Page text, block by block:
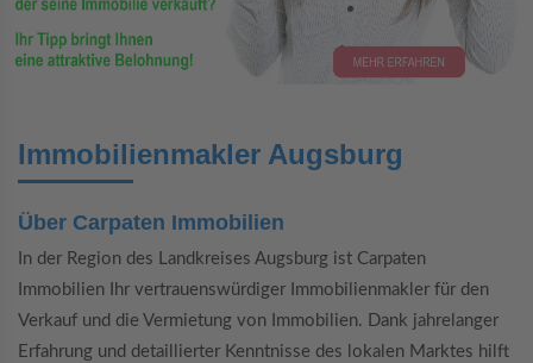
Immobilienmakler Augsburg
Über Carpaten Immobilien
In der Region des Landkreises Augsburg ist Carpaten
Immobilien Ihr vertrauenswürdiger Immobilienmakler für den
Verkauf und die Vermietung von Immobilien. Dank jahrelanger
Erfahrung und detaillierter Kenntnisse des lokalen Marktes hilft